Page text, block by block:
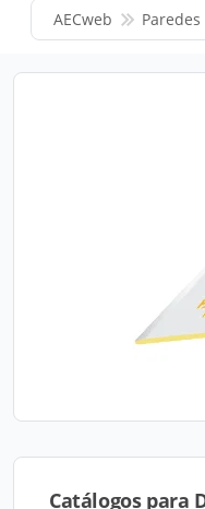
AECweb
Catálogos para